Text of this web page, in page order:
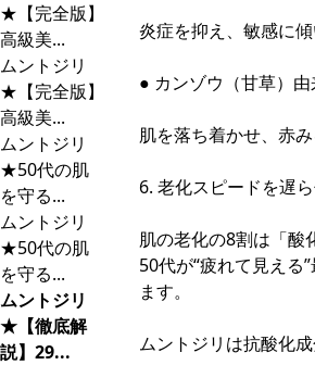
★【完全版】
高級美...
ムントジリ
★【完全版】
高級美...
ムントジリ
★50代の肌
を守る...
ムントジリ
★50代の肌
を守る...
ムントジリ
★【徹底解
説】29...
炎症を抑え、敏感に傾
● カンゾウ（甘草）由
肌を落ち着かせ、赤み
6. 老化スピードを遅
肌の老化の8割は「酸
50代が“疲れて見える
ます。
ムントジリは抗酸化成